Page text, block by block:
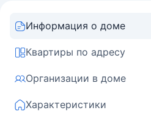
Информация о доме
Квартиры по адресу
Организации в доме
Характеристики